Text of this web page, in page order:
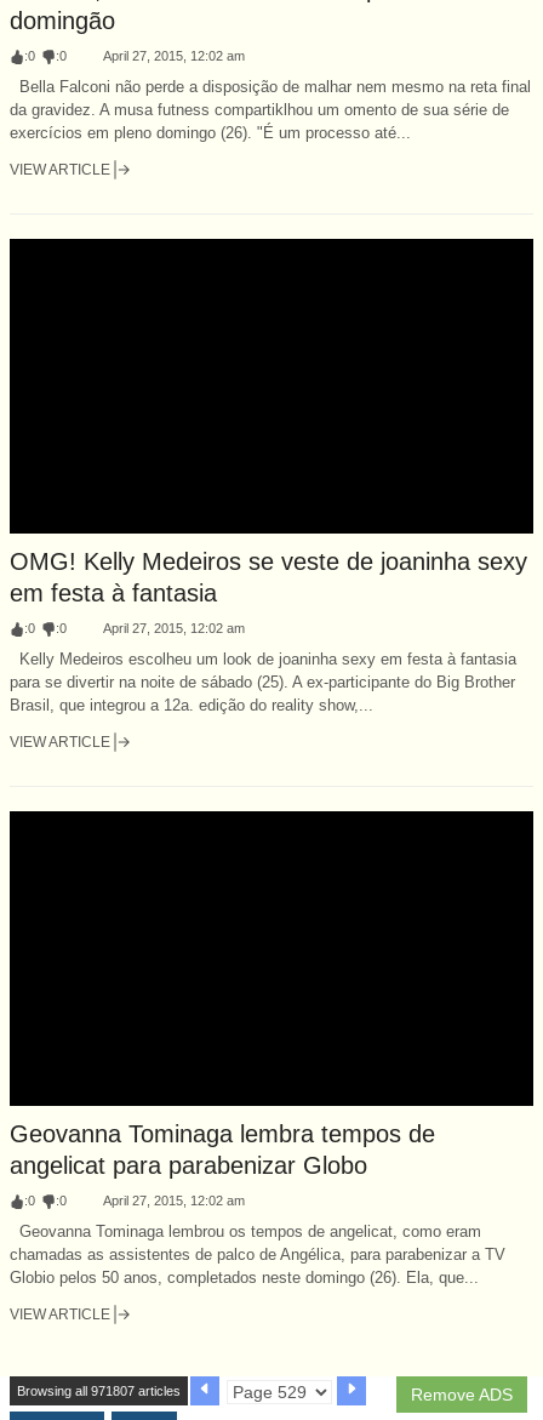
domingão
:0 :0 April 27, 2015, 12:02 am
Bella Falconi não perde a disposição de malhar nem mesmo na reta final
da gravidez. A musa futness compartiklhou um omento de sua série de
exercícios em pleno domingo (26). "É um processo até...
VIEW ARTICLE
OMG! Kelly Medeiros se veste de joaninha sexy
em festa à fantasia
:0 :0 April 27, 2015, 12:02 am
Kelly Medeiros escolheu um look de joaninha sexy em festa à fantasia
para se divertir na noite de sábado (25). A ex-participante do Big Brother
Brasil, que integrou a 12a. edição do reality show,...
VIEW ARTICLE
Geovanna Tominaga lembra tempos de
angelicat para parabenizar Globo
:0 :0 April 27, 2015, 12:02 am
Geovanna Tominaga lembrou os tempos de angelicat, como eram
chamadas as assistentes de palco de Angélica, para parabenizar a TV
Globio pelos 50 anos, completados neste domingo (26). Ela, que...
VIEW ARTICLE
Remove ADS
Browsing all 971807 articles